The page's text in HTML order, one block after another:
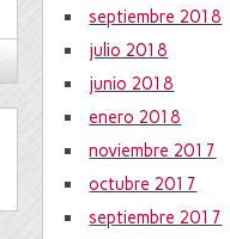
septiembre 2018
julio 2018
junio 2018
enero 2018
noviembre 2017
octubre 2017
septiembre 2017